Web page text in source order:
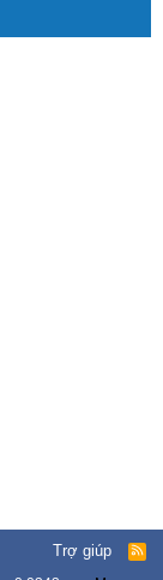
Trợ giúp
R